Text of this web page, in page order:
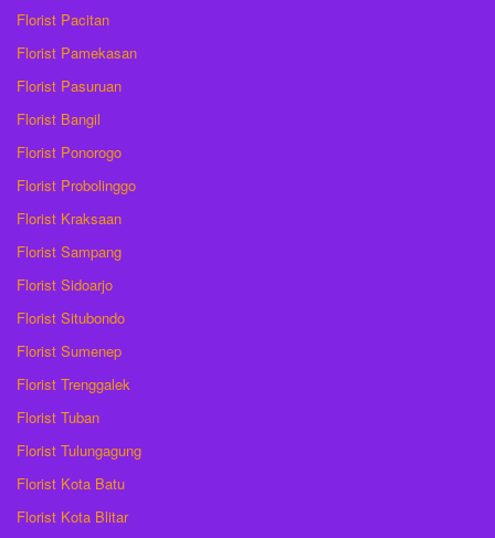
Florist Pacitan
Florist Pamekasan
Florist Pasuruan
Florist Bangil
Florist Ponorogo
Florist Probolinggo
Florist Kraksaan
Florist Sampang
Florist Sidoarjo
Florist Situbondo
Florist Sumenep
Florist Trenggalek
Florist Tuban
Florist Tulungagung
Florist Kota Batu
Florist Kota Blitar